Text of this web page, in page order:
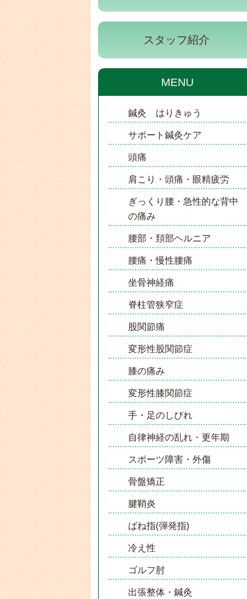
スタッフ紹介
MENU
鍼灸 はりきゅう
サポート鍼灸ケア
頭痛
肩こり・頭痛・眼精疲労
ぎっくり腰・急性的な背中
の痛み
腰部・頚部ヘルニア
腰痛・慢性腰痛
坐骨神経痛
脊柱管狭窄症
股関節痛
変形性股関節症
膝の痛み
変形性膝関節症
手・足のしびれ
自律神経の乱れ・更年期
スポーツ障害・外傷
骨盤矯正
腱鞘炎
ばね指(弾発指)
冷え性
ゴルフ肘
出張整体・鍼灸